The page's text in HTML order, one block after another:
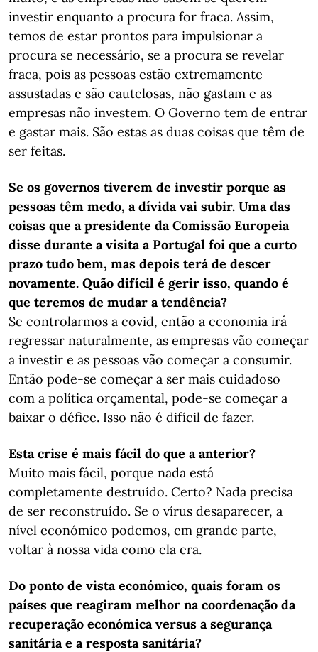
investir enquanto a procura for fraca. Assim,
temos de estar prontos para impulsionar a
procura se necessário, se a procura se revelar
fraca, pois as pessoas estão extremamente
assustadas e são cautelosas, não gastam e as
empresas não investem. O Governo tem de entrar
e gastar mais. São estas as duas coisas que têm de
ser feitas.
Se os governos tiverem de investir porque as
pessoas têm medo, a dívida vai subir. Uma das
coisas que a presidente da Comissão Europeia
disse durante a visita a Portugal foi que a curto
prazo tudo bem, mas depois terá de descer
novamente. Quão difícil é gerir isso, quando é
que teremos de mudar a tendência?
Se controlarmos a covid, então a economia irá
regressar naturalmente, as empresas vão começar
a investir e as pessoas vão começar a consumir.
Então pode-se começar a ser mais cuidadoso
com a política orçamental, pode-se começar a
baixar o défice. Isso não é difícil de fazer.
Esta crise é mais fácil do que a anterior?
Muito mais fácil, porque nada está
completamente destruído. Certo? Nada precisa
de ser reconstruído. Se o vírus desaparecer, a
nível económico podemos, em grande parte,
voltar à nossa vida como ela era.
Do ponto de vista económico, quais foram os
países que reagiram melhor na coordenação da
recuperação económica versus a segurança
sanitária e a resposta sanitária?